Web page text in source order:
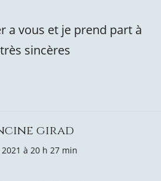
a vous et je prend part à
sincères
girad
à 20 h 27 min